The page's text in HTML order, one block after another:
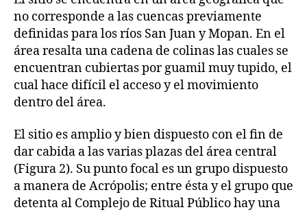
no corresponde a las cuencas previamente
definidas para los ríos San Juan y Mopan. En el
área resalta una cadena de colinas las cuales se
encuentran cubiertas por guamil muy tupido, el
cual hace difícil el acceso y el movimiento
dentro del área.
El sitio es amplio y bien dispuesto con el fin de
dar cabida a las varias plazas del área central
(Figura 2). Su punto focal es un grupo dispuesto
a manera de Acrópolis; entre ésta y el grupo que
detenta al Complejo de Ritual Público hay una